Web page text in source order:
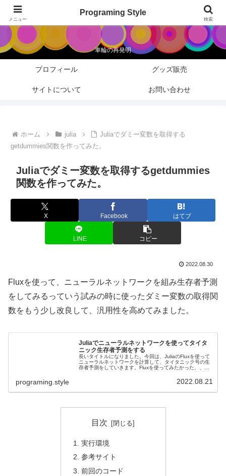
Programing Style
車輪の再発明
プロフィール グッズ販売
サイトについて お問い合わせ
ホーム julia
Juliaでダミー変数を取得する
getdummies関数を作ってみた。
Juliaでダミー変数を取得するgetdummies
関数を作ってみた。
X Facebook はてブ
LINE コピー
2022.08.30
Fluxを使って、ニューラルネットワークを組み生存者予測
をしてみるっていう試みの時に使ったダミー変数の取得関
数をもう少し改良して、汎用性を高めてみました。
Juliaでニューラルネットワークを使ってタイタ
ニック生存者予測をする
長いタイトルになりました。今回は、JuliaのFluxを使って
ニューラルネットワークを計算して、タイタニック号の生
存者予測をしていきます。Fluxを使ってみたかった、、ぐ
programing.style 2022.08.21
目次
実行環境
参考サイト
前回のコード
メニュー
Programing Style
検索